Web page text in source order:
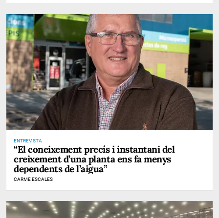
ENTREVISTA
“El coneixement precís i instantani del
creixement d’una planta ens fa menys
dependents de l’aigua”
CARME ESCALES